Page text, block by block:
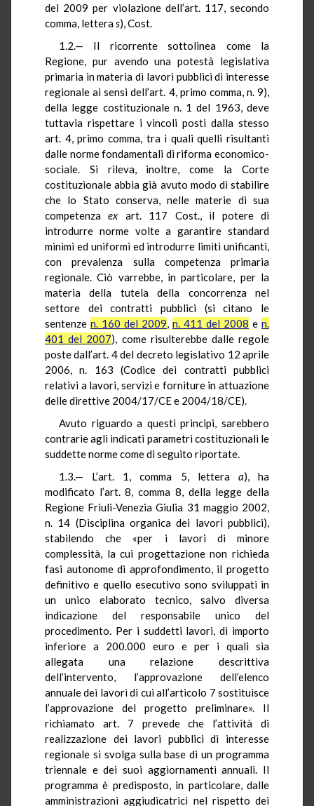
del 2009 per violazione dell’art. 117, secondo
comma, letteras), Cost.
1.2.— Il ricorrente sottolinea come la
Regione, pur avendo una potestà legislativa
primaria in materia di lavori pubblici di interesse
regionale ai sensi dell’art. 4, primo comma, n. 9),
della legge costituzionale n. 1 del 1963, deve
tuttavia rispettare i vincoli posti dalla stesso
art. 4, primo comma, tra i quali quelli risultanti
dalle norme fondamentali di riforma economico-
sociale. Si rileva, inoltre, come la Corte
costituzionale abbia già avuto modo di stabilire
che lo Stato conserva, nelle materie di sua
competenzaex art. 117 Cost., il potere di
introdurre norme volte a garantire standard
minimi ed uniformi ed introdurre limiti unificanti,
con prevalenza sulla competenza primaria
regionale. Ciò varrebbe, in particolare, per la
materia della tutela della concorrenza nel
settore dei contratti pubblici (si citano le
sentenze n. 160 del 2009, n. 411 del 2008 e n.
401 del 2007), come risulterebbe dalle regole
poste dall’art. 4 del decreto legislativo 12 aprile
2006, n. 163 (Codice dei contratti pubblici
relativi a lavori, servizi e forniture in attuazione
delle direttive 2004/17/CE e 2004/18/CE).
Avuto riguardo a questi principi, sarebbero
contrarie agli indicati parametri costituzionali le
suddette norme come di seguito riportate.
1.3.— L’art. 1, comma 5, lettera a), ha
modificato l’art. 8, comma 8, della legge della
Regione Friuli-Venezia Giulia 31 maggio 2002,
n. 14 (Disciplina organica dei lavori pubblici),
stabilendo che «per i lavori di minore
complessità, la cui progettazione non richieda
fasi autonome di approfondimento, il progetto
definitivo e quello esecutivo sono sviluppati in
un unico elaborato tecnico, salvo diversa
indicazione del responsabile unico del
procedimento. Per i suddetti lavori, di importo
inferiore a 200.000 euro e per i quali sia
allegata una relazione descrittiva
dell’intervento, l’approvazione dell’elenco
annuale dei lavori di cui all’articolo 7 sostituisce
l’approvazione del progetto preliminare». Il
richiamato art. 7 prevede che l’attività di
realizzazione dei lavori pubblici di interesse
regionale si svolga sulla base di un programma
triennale e dei suoi aggiornamenti annuali. Il
programma è predisposto, in particolare, dalle
amministrazioni aggiudicatrici nel rispetto dei